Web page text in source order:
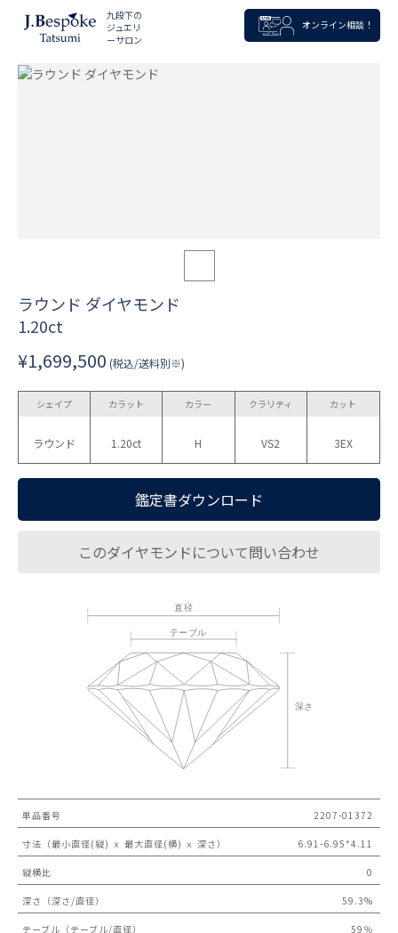
九段下の
ジュエリ
ーサロン
オンライン相談！
ラウンド ダイヤモンド
1.20ct
¥1,699,500 (税込/送料別※)
シェイプ
ラウンド
カラット
1.20ct
カラー
H
クラリティ
VS2
カット
3EX
鑑定書ダウンロード
このダイヤモンドについて問い合わせ
単品番号 2207-01372
寸法（最小直径(縦) ｘ 最大直径(横) ｘ 深さ） 6.91-6.95*4.11
縦横比 0
深さ（深さ/直径） 59.3%
テーブル（テーブル/直径） 59％